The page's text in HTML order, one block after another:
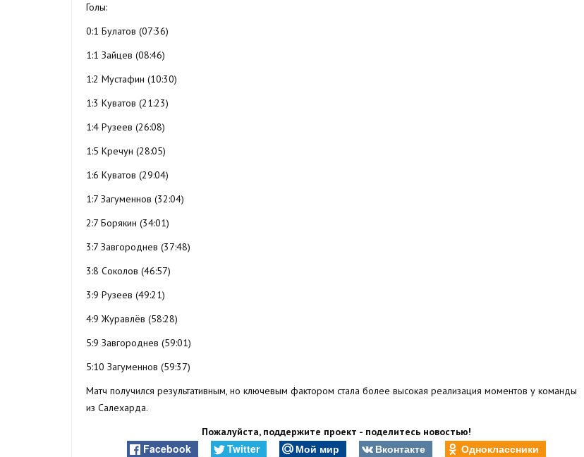
Голы:
0:1 Булатов (07:36)
1:1 Зайцев (08:46)
1:2 Мустафин (10:30)
1:3 Куватов (21:23)
1:4 Рузеев (26:08)
1:5 Кречун (28:05)
1:6 Куватов (29:04)
1:7 Загуменнов (32:04)
2:7 Борякин (34:01)
3:7 Завгороднев (37:48)
3:8 Соколов (46:57)
3:9 Рузеев (49:21)
4:9 Журавлёв (58:28)
5:9 Завгороднев (59:01)
5:10 Загуменнов (59:37)
Матч получился результативным, но ключевым фактором стала более высокая реализация моментов у команды
из Салехарда.
Пожалуйста, поддержите проект - поделитесь новостью!
Facebook Twitter Мой мир Вконтакте Одноклассники